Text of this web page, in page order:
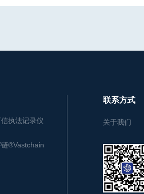
执法记录仪
®Vastchain
联系方式
关于我们